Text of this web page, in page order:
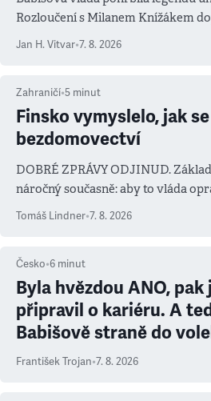
Rozloučení s Milanem Knížákem
salvy i kritika pokrokářů
Jan H. Vitvar•7. 8. 2026
Zahraničí•5 minut
Finsko vymyslelo, jak
bezdomovectví
DOBRÉ ZPRÁVY ODJINUD.
náročný současně: aby to vláda
prioritu
Tomáš Lindner•7. 8. 2026
Česko•6 minut
Byla hvězdou ANO, pak
připravil o kariéru. A
Babišově straně do
František Trojan•7. 8. 2026